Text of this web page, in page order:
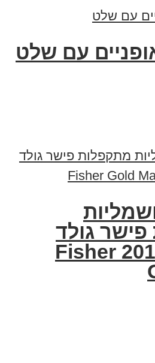
עם שלט
גולד
מגנזיום 2016 Fisher